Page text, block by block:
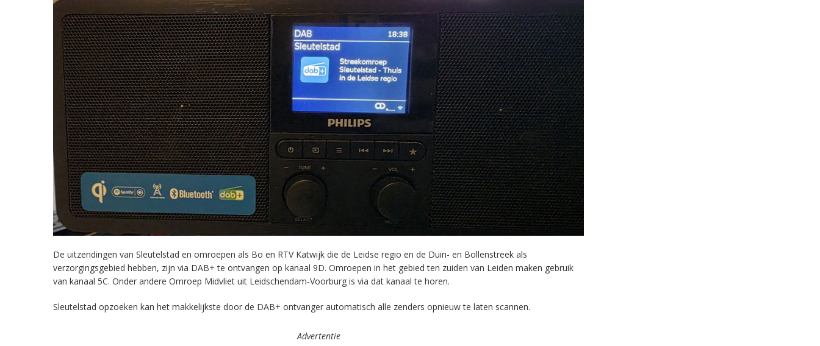
De uitzendingen van Sleutelstad en omroepen als Bo en RTV Katwijk die de Leidse regio en de Duin- en Bollenstreek als
verzorgingsgebied hebben, zijn via DAB+ te ontvangen op kanaal 9D. Omroepen in het gebied ten zuiden van Leiden maken gebruik
van kanaal 5C. Onder andere Omroep Midvliet uit Leidschendam-Voorburg is via dat kanaal te horen.
Sleutelstad opzoeken kan het makkelijkste door de DAB+ ontvanger automatisch alle zenders opnieuw te laten scannen.
Advertentie